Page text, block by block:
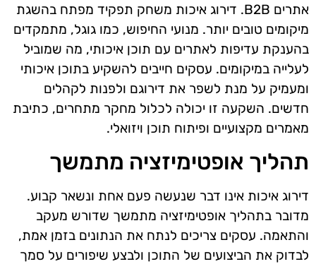
אתרים B2B. דירוג איכות משחק תפקיד מפתח בהשגת
מיקומים טובים יותר. מנועי החיפוש, כמו גוגל, מתמקדים
בהענקת עדיפות לאתרים עם תוכן איכותי, מה שמוביל
לעלייה במיקומים. עסקים חייבים להשקיע בתוכן איכותי
ומעמיק על מנת לשפר את דירוגם ולפנות לקהלים
חדשים. השקעה זו יכולה לכלול מחקר מתחרים, כתיבת
מאמרים מקצועיים ופיתוח תוכן ויזואלי.
תהליך אופטימיזציה מתמשך
דירוג איכות אינו דבר שנעשה פעם אחת ונשאר קבוע.
מדובר בתהליך אופטימיזציה מתמשך שדורש מעקב
והתאמה. עסקים צריכים לנתח את הנתונים בזמן אמת,
לבדוק את הביצועים של התוכן ולבצע שיפורים על סמך